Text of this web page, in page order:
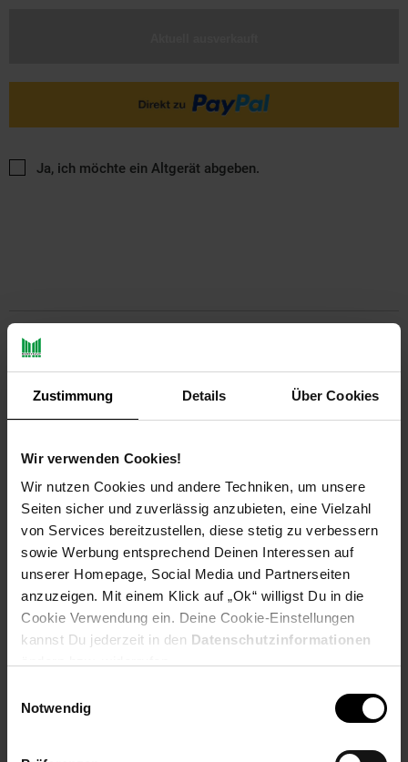
Zustimmung Details Über Cookies
Wir verwenden Cookies!
Wir nutzen Cookies und andere Techniken, um unsere
Seiten sicher und zuverlässig anzubieten, eine Vielzahl
von Services bereitzustellen, diese stetig zu verbessern
sowie Werbung entsprechend Deinen Interessen auf
unserer Homepage, Social Media und Partnerseiten
anzuzeigen. Mit einem Klick auf „Ok“ willigst Du in die
Cookie Verwendung ein. Deine Cookie-Einstellungen
kannst Du jederzeit in den Datenschutzinformationen
Notwendig
Ja, ich möchte ein Altgerät abgeben.
PAYBACK
Payback Punkte Basis°Punkte:
121
Produktbeschreibung
Der Black + Decker BHFEB520D1 Akku-Staubsauger ist ein
leistungsstarkes und vielseitiges Gerät, das speziell für die
effiziente Reinigung von Tierhaaren entwickelt wurde. Mit
seinem kabellosen Design bietet er maximale Flexibilität und
ermöglicht eine mühelose Reinigung in jedem Raum, ohne
dass lästige Kabel im Weg sind. Der Staubsauger ist beutellos
konstruiert, was nicht nur bequem ist, sondern auch
kostengünstig, da keine zusätzlichen Beutel gekauft werden
entleerenden Staubbehälter, der eine schnelle und hygienische
Entsorgung des gesammelten Schmutzes ermöglicht. Dank